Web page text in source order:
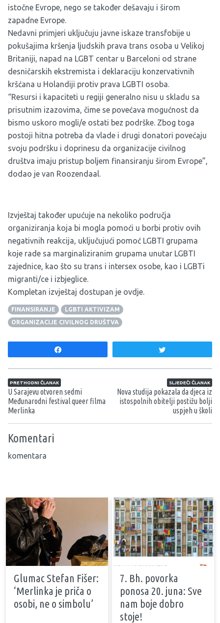
istočne Evrope, nego se također dešavaju i širom
zapadne Evrope.
Nedavni primjeri uključuju javne iskaze transfobije u
pokušajima kršenja ljudskih prava trans osoba u Velikoj
Britaniji, napad na LGBT centar u Barceloni od strane
desničarskih ekstremista i deklaraciju konzervativnih
kršćana u Holandiji protiv prava LGBTI osoba.
“Resursi i kapaciteti u regiji generalno nisu u skladu sa
prisutnim izazovima, čime se povećava mogućnost da
bismo uskoro mogli/e ostati bez podrške. Zbog toga
postoji hitna potreba da vlade i drugi donatori povećaju
svoju podršku i doprinesu da organizacije civilnog
društva imaju pristup boljem finansiranju širom Evrope”,
dodao je van Roozendaal.
Izvještaj također upućuje na nekoliko područja
organiziranja koja bi mogla pomoći u borbi protiv ovih
negativnih reakcija, uključujući pomoć LGBTI grupama
koje rade sa marginaliziranim grupama unutar LGBTI
zajednice, kao što su trans i intersex osobe, kao i LGBTi
migranti/ce i izbjeglice.
Kompletan izvještaj dostupan je ovdje.
FINANSIRANJE
LGBTI AKTIVIZAM
ORGANIZACIJE CIVILNOG DRUŠTVA
Navigacija članaka
PRETHODNI ČLANAK
U Sarajevu otvoren sedmi
Međunarodni festival queer filma
Merlinka
SLJEDEĆI ČLANAK
Nova studija pokazala da djeca iz
istospolnih obitelji postižu bolji
uspjeh u školi
Komentari
komentara
Glumac Stefan Fišer:
‘Merlinka je priča o
osobi, ne o simbolu’
7. Bh. povorka
ponosa 20. juna: Sve
nam boje dobro
stoje!